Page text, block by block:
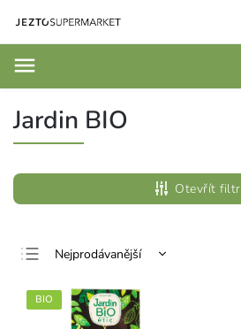
Jardin BIO
Otevřít filtr
Nejprodávanější
Nejdražší
BIO